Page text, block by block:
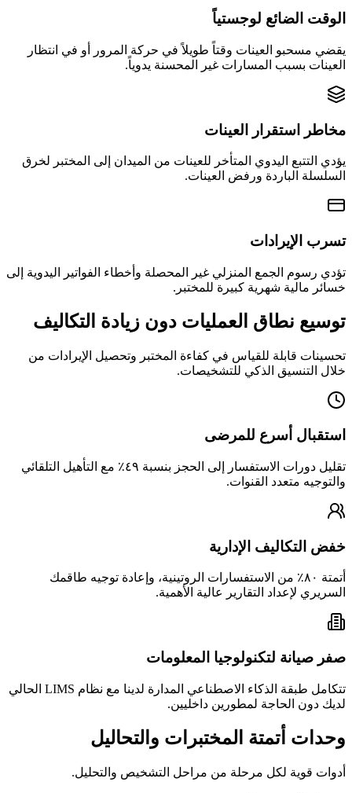
الوقت الضائع لوجستياً
يقضي مسحبو العينات وقتاً طويلاً في حركة المرور أو في انتظار
العينات بسبب المسارات غير المحسنة يدوياً.
مخاطر استقرار العينات
يؤدي التتبع اليدوي المتأخر للعينات من الميدان إلى المختبر لخرق
السلسلة الباردة ورفض العينات.
تسرب الإيرادات
تؤدي رسوم الجمع المنزلي غير المحصلة وأخطاء الفواتير اليدوية إلى
خسائر مالية شهرية كبيرة للمختبر.
توسيع نطاق العمليات دون زيادة التكاليف
تحسينات قابلة للقياس في كفاءة المختبر وتحصيل الإيرادات من
خلال التنسيق الذكي للتشخيصات.
استقبال أسرع للمرضى
تقليل دورات الاستفسار إلى الحجز بنسبة ٤٩٪ مع التأهيل التلقائي
والتوجيه متعدد القنوات.
خفض التكاليف الإدارية
أتمتة ٨٠٪ من الاستفسارات الروتينية، وإعادة توجيه طاقمك
السريري لإعداد التقارير عالية الأهمية.
صفر صيانة لتكنولوجيا المعلومات
تتكامل طبقة الذكاء الاصطناعي المدارة لدينا مع نظام LIMS الحالي
لديك دون الحاجة لمطورين داخليين.
وحدات أتمتة المختبرات والتحاليل
أدوات قوية لكل مرحلة من مراحل التشخيص والتحليل.